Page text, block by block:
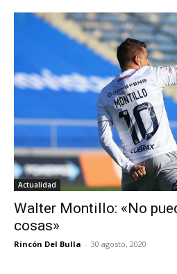
Actualidad
Walter Montillo: «No
cosas»
Rincón Del Bulla - 30 agosto, 2020